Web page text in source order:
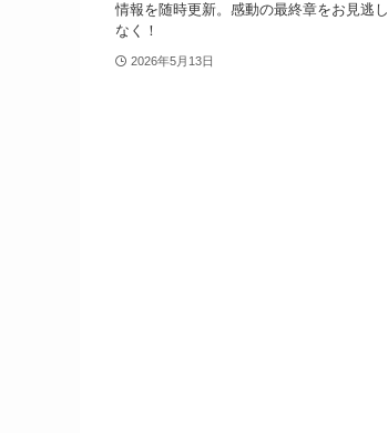
情報を随時更新。感動の最終章をお見逃し
なく！
2026年5月13日